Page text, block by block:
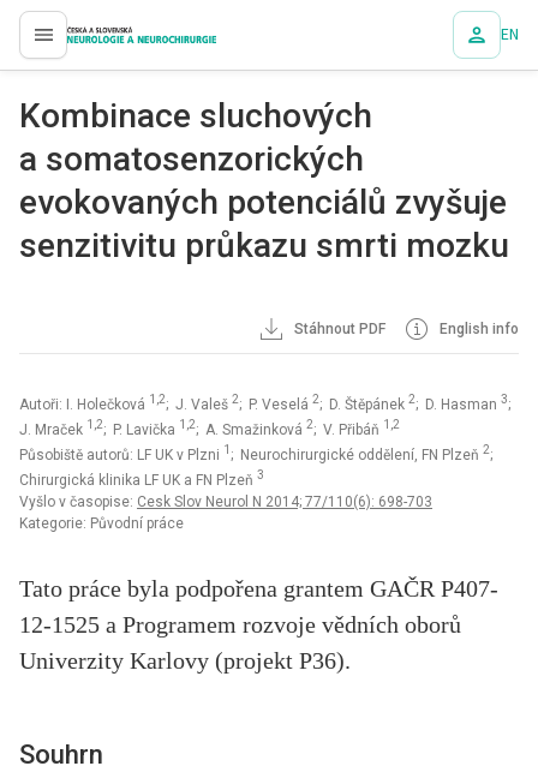
proLékaře.cz EN
Kombinace sluchových
a somatosenzorických
evokovaných potenciálů zvyšuje
senzitivitu průkazu smrti mozku
Stáhnout PDF English info
Autoři: I. Holečková 1,2; J. Valeš 2; P. Veselá 2; D. Štěpánek 2; D. Hasman 3;
J. Mraček 1,2; P. Lavička 1,2; A. Smažinková 2; V. Přibáň 1,2
Působiště autorů: LF UK v Plzni 1 ; Neurochirurgické oddělení, FN Plzeň 2;
Chirurgická klinika LF UK a FN Plzeň 3
Vyšlo v časopise: Cesk Slov Neurol N 2014; 77/110(6): 698-703
Kategorie: Původní práce
Tato práce byla podpořena grantem GAČR P407-
12-1525 a Programem rozvoje vědních oborů
Univerzity Karlovy (projekt P36).
Souhrn